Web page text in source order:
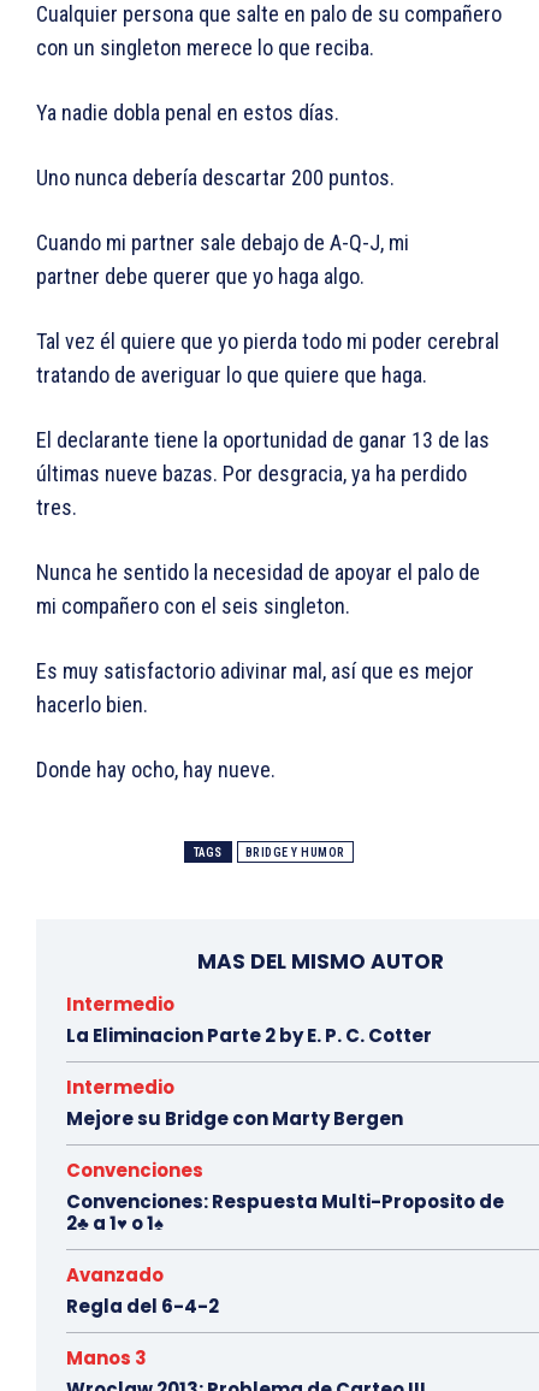
Cualquier persona que salte en palo de su compañero
con un singleton merece lo que reciba.
Ya nadie dobla penal en estos días.
Uno nunca debería descartar 200 puntos.
Cuando mi partner sale debajo de A-Q-J, mi
partner debe querer que yo haga algo.
Tal vez él quiere que yo pierda todo mi poder cerebral
tratando de averiguar lo que quiere que haga.
El declarante tiene la oportunidad de ganar 13 de las
últimas nueve bazas. Por desgracia, ya ha perdido
tres.
Nunca he sentido la necesidad de apoyar el palo de
mi compañero con el seis singleton.
Es muy satisfactorio adivinar mal, así que es mejor
hacerlo bien.
Donde hay ocho, hay nueve.
TAGS BRIDGE Y HUMOR
MAS DEL MISMO AUTOR
Intermedio
La Eliminacion Parte 2 by E. P. C. Cotter
Intermedio
Mejore su Bridge con Marty Bergen
Convenciones
Convenciones: Respuesta Multi-Proposito de
2♣ a 1♥ o 1♠
Avanzado
Regla del 6-4-2
Manos 3